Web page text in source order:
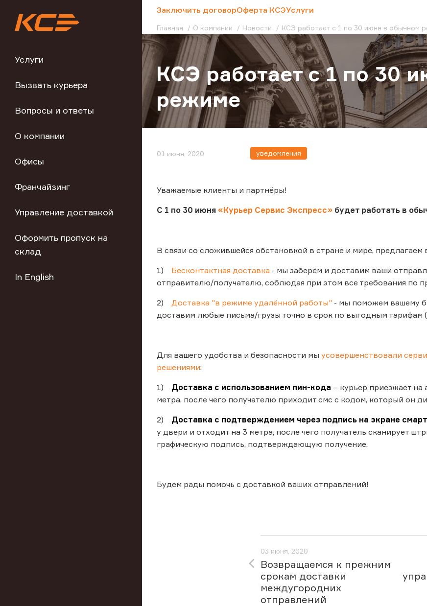
Услуги
Вызвать курьера
Вопросы и ответы
О компании
Офисы
Франчайзинг
Управление доставкой
Оформить пропуск на
склад
In English
Заключить договорОферта КСЭУслуги
Главная О компании Новости КСЭ работает с 1 по 30 июня в обычном
КСЭ работает с 1 по 30
режиме
01 июня, 2020 уведомления
Уважаемые клиенты и партнёры!
С 1 по 30 июня «Курьер Сервис Экспресс» будет работать в
В связи со сложившейся обстановкой в стране и мире,
1) Бесконтактная доставка - мы заберём и доставим ваши
отправителю/получателю, соблюдая при этом все требования по
2) Доставка "в режиме удалённой работы" - мы поможем вашему
доставим любые письма/грузы точно в срок по выгодным тарифам
Для вашего удобства и безопасности мы усовершенствовали
решениями:
1) Доставка с использованием пин-кода – курьер приезжает на
метра, после чего получателю приходит смс с кодом, который он
2) Доставка с подтверждением через подпись на экране
у двери и отходит на 3 метра, после чего получатель сканирует
графическую подпись, подтверждающую получение.
Будем рады помочь с доставкой ваших отправлений!
03 июня, 2020
Возвращаемся к прежним
срокам доставки
междугородних
отправлений